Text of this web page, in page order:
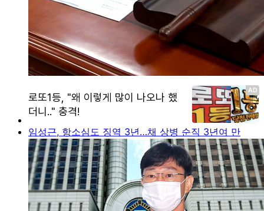
임성근, 항소심도 징역 3년…채 상병 순직 3년여 만